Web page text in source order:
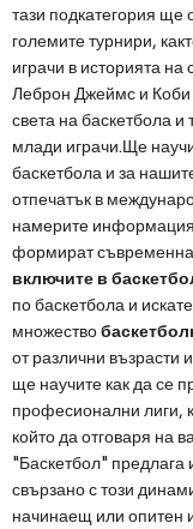
тази подкатегория ще
големите турнири,
играчи в историята
Леброн Джеймс и Коби
света на баскетбола
млади играчи.Ще
баскетбола и за
отпечатък в
намерите
формират
включите в
по баскетбола и
множество
от различни възрасти
ще научите как да се
професионални лиги,
който да отговаря на
"Баскетбол" предлага
свързано с този
начинаещ или опитен